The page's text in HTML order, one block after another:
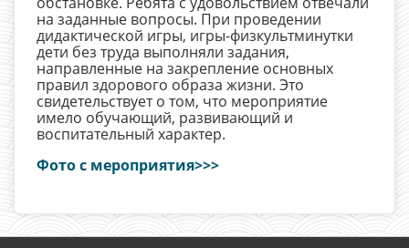
на заданные вопросы. При проведении
дидактической игры, игры-физкультминутки
дети без труда выполняли задания,
направленные на закрепление основных
правил здорового образа жизни. Это
свидетельствует о том, что мероприятие
имело обучающий, развивающий и
воспитательный характер.
Фото с мероприятия>>>